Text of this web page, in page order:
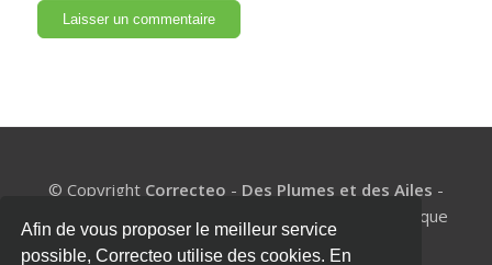
Afin de vous proposer le meilleur service
possible, Correcteo utilise des cookies. En
© Copyright Correcteo - Des Plumes et des Ailes -
BE1002.977.327 - Un coach de mémoire pour chaque
étudiant